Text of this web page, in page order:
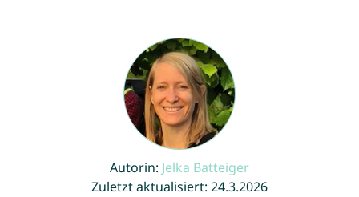
Autorin: Jelka Batteiger
Zuletzt aktualisiert: 24.3.2026